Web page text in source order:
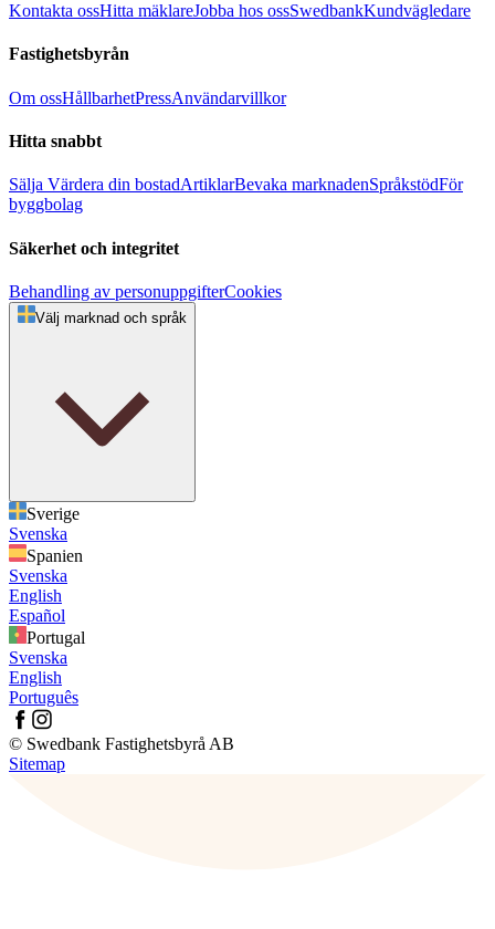
Kontakta ossHitta mäklareJobba hos ossSwedbankKundvägledare
Fastighetsbyrån
Om ossHållbarhetPressAnvändarvillkor
Hitta snabbt
Sälja Värdera din bostadArtiklarBevaka marknadenSpråkstödFör
byggbolag
Säkerhet och integritet
Behandling av personuppgifterCookies
Välj marknad och språk
Sverige
Svenska
Spanien
Svenska
English
Español
Portugal
Svenska
English
Português
© Swedbank Fastighetsbyrå AB
Sitemap